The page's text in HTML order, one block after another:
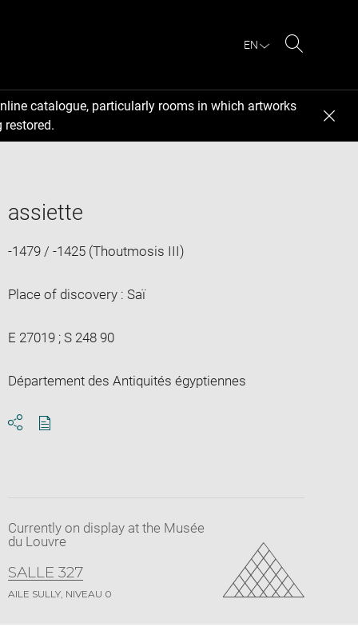
EN
catalogue, particularly rooms in which artworks
restored.
assiette
-1479 / -1425 (Thoutmosis III)
Place of discovery : Saï
E 27019 ; S 248 90
Département des Antiquités égyptiennes
Currently on display at the Musée
du Louvre
SALLE 327
AILE SULLY, NIVEAU 0